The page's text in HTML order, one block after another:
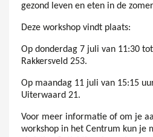
gezond leven en eten in de
Deze workshop vindt plaats:
Op donderdag 7 juli van 11:30
Rakkersveld 253.
Op maandag 11 juli van 15:15
Uiterwaard 21.
Voor meer informatie of om je
workshop in het Centrum kun je